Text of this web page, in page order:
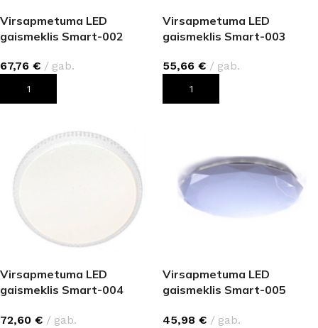
Virsapmetuma LED
gaismeklis Smart-002
67,76 € gab.
PIEVIENOT GROZAM
Virsapmetuma LED
gaismeklis Smart-003
55,66 € gab.
PIEVIENOT GROZAM
Virsapmetuma LED
gaismeklis Smart-004
72,60 € gab.
Virsapmetuma LED
gaismeklis Smart-005
45,98 € gab.